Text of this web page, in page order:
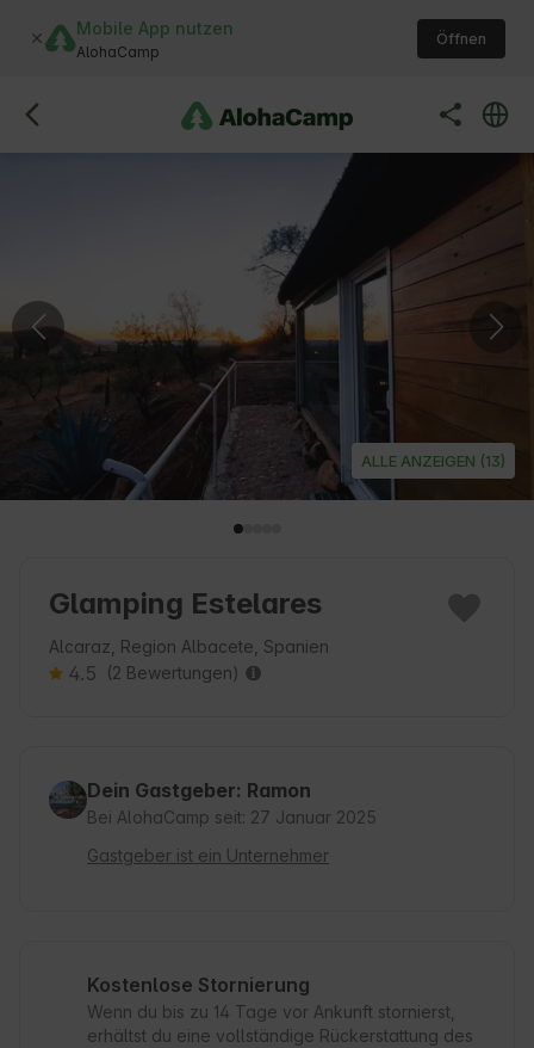
Mobile App nutzen
AlohaCamp
Öffnen
ALLE ANZEIGEN (13)
Glamping Estelares
Alcaraz, Region Albacete, Spanien
4.5 (2 Bewertungen)
Dein Gastgeber: Ramon
Bei AlohaCamp seit: 27 Januar 2025
Gastgeber ist ein Unternehmer
Kostenlose Stornierung
Wenn du bis zu 14 Tage vor Ankunft stornierst,
erhältst du eine vollständige Rückerstattung des